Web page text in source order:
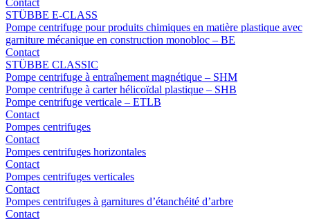
Contact
STÜBBE E-CLASS
Pompe centrifuge pour produits chimiques en matière plastique avec
garniture mécanique en construction monobloc – BE
Contact
STÜBBE CLASSIC
Pompe centrifuge à entraînement magnétique – SHM
Pompe centrifuge à carter hélicoïdal plastique – SHB
Pompe centrifuge verticale – ETLB
Contact
Pompes centrifuges
Contact
Pompes centrifuges horizontales
Contact
Pompes centrifuges verticales
Contact
Pompes centrifuges à garnitures d’étanchéité d’arbre
Contact